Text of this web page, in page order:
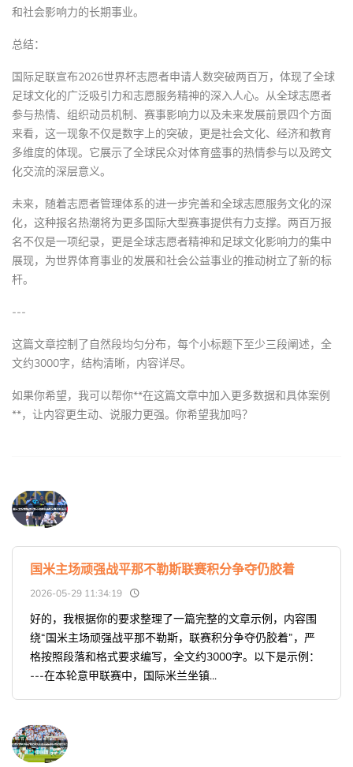
和社会影响力的长期事业。
总结：
国际足联宣布2026世界杯志愿者申请人数突破两百万，体现了全球
足球文化的广泛吸引力和志愿服务精神的深入人心。从全球志愿者
参与热情、组织动员机制、赛事影响力以及未来发展前景四个方面
来看，这一现象不仅是数字上的突破，更是社会文化、经济和教育
多维度的体现。它展示了全球民众对体育盛事的热情参与以及跨文
化交流的深层意义。
未来，随着志愿者管理体系的进一步完善和全球志愿服务文化的深
化，这种报名热潮将为更多国际大型赛事提供有力支撑。两百万报
名不仅是一项纪录，更是全球志愿者精神和足球文化影响力的集中
展现，为世界体育事业的发展和社会公益事业的推动树立了新的标
杆。
---
这篇文章控制了自然段均匀分布，每个小标题下至少三段阐述，全
文约3000字，结构清晰，内容详尽。
如果你希望，我可以帮你**在这篇文章中加入更多数据和具体案例
**，让内容更生动、说服力更强。你希望我加吗？
国米主场顽强战平那不勒斯联赛积分争夺仍胶着
2026-05-29 11:34:19
好的，我根据你的要求整理了一篇完整的文章示例，内容围
绕“国米主场顽强战平那不勒斯，联赛积分争夺仍胶着”，严
格按照段落和格式要求编写，全文约3000字。以下是示例：
---在本轮意甲联赛中，国际米兰坐镇...